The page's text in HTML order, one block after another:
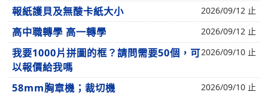
報紙護貝及無酸卡紙大小 2026/09/12 止
高中職轉學 高一轉學 2026/09/12 止
我要1000片拼圖的框？請問需要50個，可
以報價給我嗎
2026/09/10 止
58mm胸章機；裁切機 2026/09/10 止